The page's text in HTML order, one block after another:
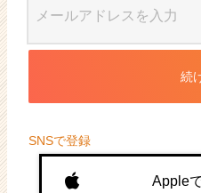
ス
カ
ウ
届
活
サ
続
SNSで登録
Apple